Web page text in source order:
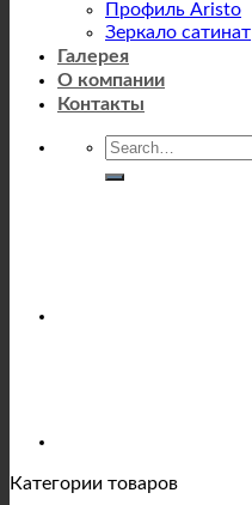
Профиль Aristo
Зеркало сатинат
Галерея
О компании
Контакты
Категории товаров